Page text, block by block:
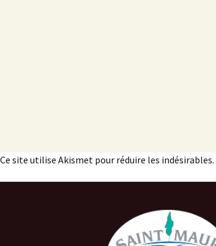
Ce site utilise Akismet pour réduire les indésirables.